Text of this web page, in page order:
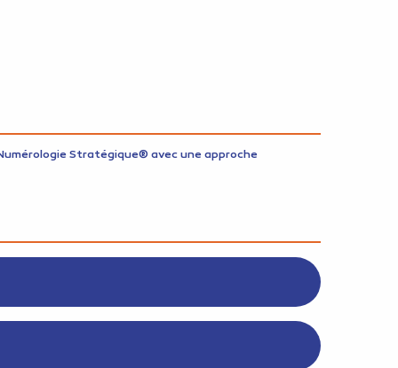
Stratégique® avec une approche